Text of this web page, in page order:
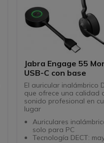
Jabra Engage 55
USB-C con base
El auricular inalámbrico
que ofrece una calidad
sonido profesional en
lugar
Auriculares
solo para PC
Tecnología DECT: